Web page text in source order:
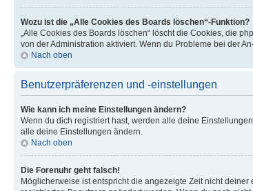
Wozu ist die „Alle Cookies des Boards löschen“-Funktion?
„Alle Cookies des Boards löschen“ löscht die Cookies, die
von der Administration aktiviert. Wenn du Probleme bei der
Nach oben
Benutzerpräferenzen und -einstellungen
Wie kann ich meine Einstellungen ändern?
Wenn du dich registriert hast, werden alle deine
alle deine Einstellungen ändern.
Nach oben
Die Forenuhr geht falsch!
Möglicherweise ist entspricht die angezeigte Zeit nicht